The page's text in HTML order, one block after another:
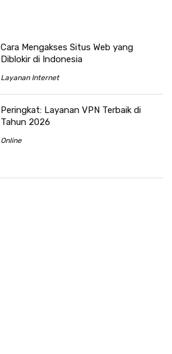
Cara Mengakses Situs Web yang
Diblokir di Indonesia
Layanan Internet
Peringkat: Layanan VPN Terbaik di
Tahun 2026
Online